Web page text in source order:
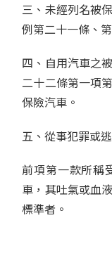
三、未經列名被
例第二十一條、
四、自用汽車之
二十二條第一項
保險汽車。
五、從事犯罪或
前項第一款所稱
車，其吐氣或血
標準者。